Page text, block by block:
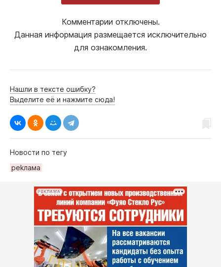
Комментарии отключены.
Данная информация размещается исключительно
для ознакомления.
Нашли в тексте ошибку?
Выделите её и нажмите сюда!
Новости по тегу
реkлама
РЕКЛАМА